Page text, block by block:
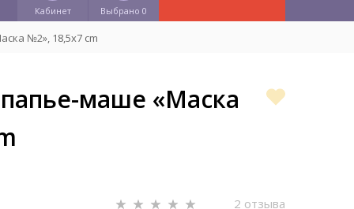
Кабинет Выбрано 0
№2», 18,5x7 cm
маше «Маска
2 отзыва